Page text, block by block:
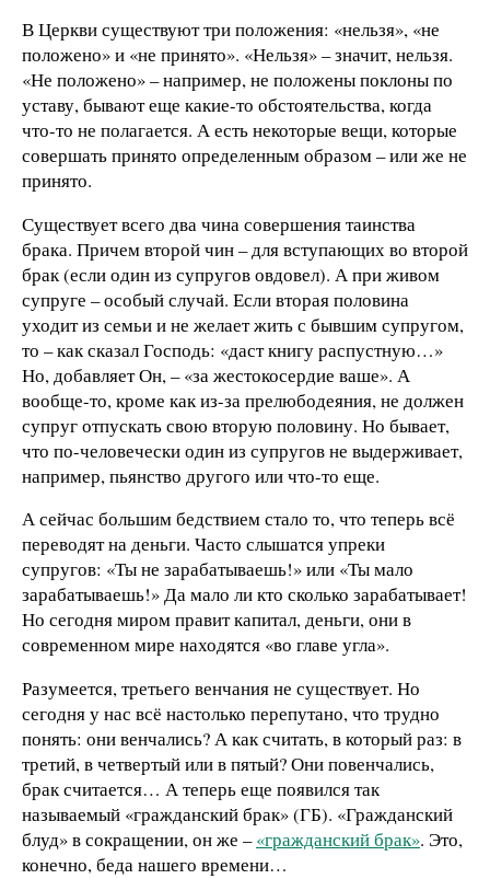
В Церкви существуют три положения: «нельзя», «не
положено» и «не принято». «Нельзя» – значит, нельзя.
«Не положено» – например, не положены поклоны по
уставу, бывают еще какие-то обстоятельства, когда
что-то не полагается. А есть некоторые вещи, которые
совершать принято определенным образом – или же не
принято.
Существует всего два чина совершения таинства
брака. Причем второй чин – для вступающих во второй
брак (если один из супругов овдовел). А при живом
супруге – особый случай. Если вторая половина
уходит из семьи и не желает жить с бывшим супругом,
то – как сказал Господь: «даст книгу распустную…»
Но, добавляет Он, – «за жестокосердие ваше». А
вообще-то, кроме как из-за прелюбодеяния, не должен
супруг отпускать свою вторую половину. Но бывает,
что по-человечески один из супругов не выдерживает,
например, пьянство другого или что-то еще.
А сейчас большим бедствием стало то, что теперь всё
переводят на деньги. Часто слышатся упреки
супругов: «Ты не зарабатываешь!» или «Ты мало
зарабатываешь!» Да мало ли кто сколько зарабатывает!
Но сегодня миром правит капитал, деньги, они в
современном мире находятся «во главе угла».
Разумеется, третьего венчания не существует. Но
сегодня у нас всё настолько перепутано, что трудно
понять: они венчались? А как считать, в который раз: в
третий, в четвертый или в пятый? Они повенчались,
брак считается… А теперь еще появился так
называемый «гражданский брак» (ГБ). «Гражданский
блуд» в сокращении, он же –«гражданский брак». Это,
конечно, беда нашего времени…